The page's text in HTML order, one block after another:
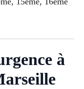
à